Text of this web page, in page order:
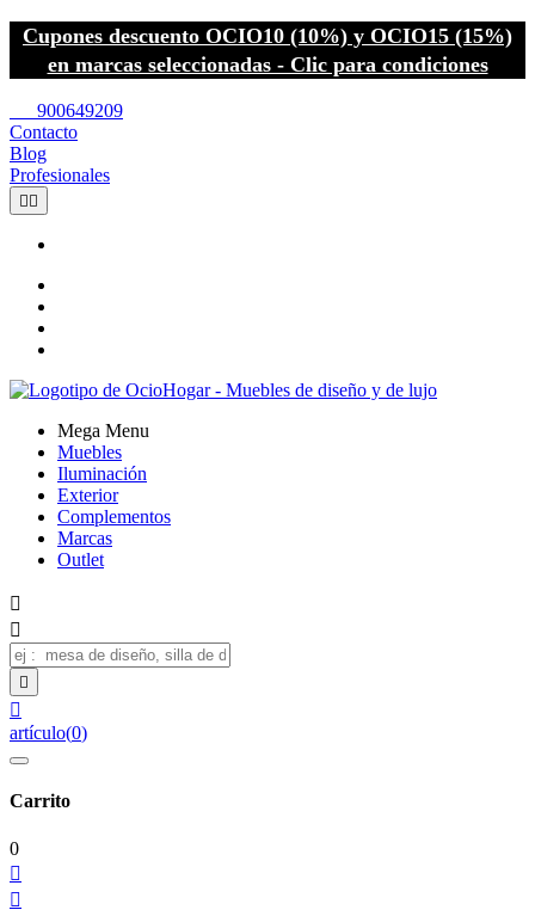
Cupones descuento OCIO10 (10%) y OCIO15 (15%)
en marcas seleccionadas - Clic para condiciones
900649209
Contacto
Blog
Profesionales
 
Mega Menu
Muebles
Iluminación
Exterior
Complementos
Marcas
Outlet




artículo(0)
Carrito
0

